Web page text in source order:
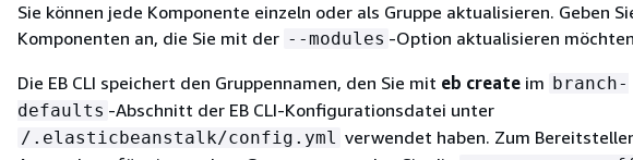
Sie können jede Komponente einzeln oder als Gruppe aktualisieren. Geben
Komponenten an, die Sie mit der --modules -Option aktualisieren
Die EB CLI speichert den Gruppennamen, den Sie mit eb create im branch-
defaults -Abschnitt der EB CLI-Konfigurationsdatei unter
/.elasticbeanstalk/config.yml verwendet haben. Zum